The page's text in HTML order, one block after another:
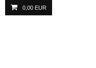
0,00 EUR